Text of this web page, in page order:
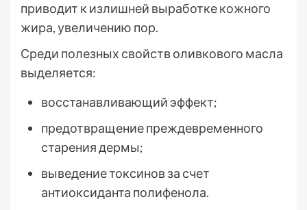
приводит к излишней выработке кожного
жира, увеличению пор.
Среди полезных свойств оливкового масла
выделяется:
восстанавливающий эффект;
предотвращение преждевременного
старения дермы;
выведение токсинов за счет
антиоксиданта полифенола.